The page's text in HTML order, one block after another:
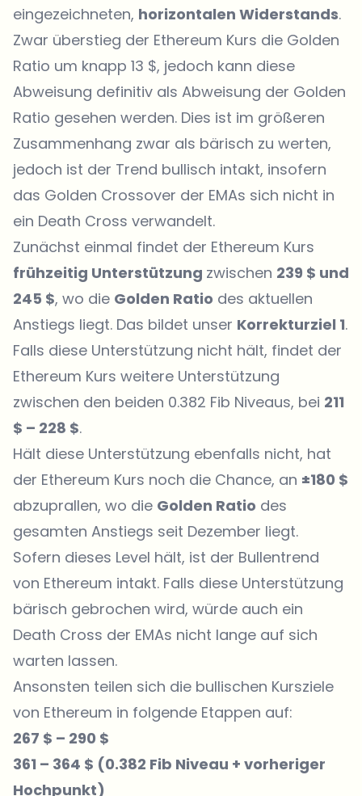
eingezeichneten, horizontalen Widerstands.
Zwar überstieg der Ethereum Kurs die Golden
Ratio um knapp 13 $, jedoch kann diese
Abweisung definitiv als Abweisung der Golden
Ratio gesehen werden. Dies ist im größeren
Zusammenhang zwar als bärisch zu werten,
jedoch ist der Trend bullisch intakt, insofern
das Golden Crossover der EMAs sich nicht in
ein Death Cross verwandelt.
Zunächst einmal findet der Ethereum Kurs
frühzeitig Unterstützung zwischen 239 $ und
245 $, wo die Golden Ratio des aktuellen
Anstiegs liegt. Das bildet unser Korrekturziel 1.
Falls diese Unterstützung nicht hält, findet der
Ethereum Kurs weitere Unterstützung
zwischen den beiden 0.382 Fib Niveaus, bei 211
$ – 228 $.
Hält diese Unterstützung ebenfalls nicht, hat
der Ethereum Kurs noch die Chance, an ±180 $
abzuprallen, wo die Golden Ratio des
gesamten Anstiegs seit Dezember liegt.
Sofern dieses Level hält, ist der Bullentrend
von Ethereum intakt. Falls diese Unterstützung
bärisch gebrochen wird, würde auch ein
Death Cross der EMAs nicht lange auf sich
warten lassen.
Ansonsten teilen sich die bullischen Kursziele
von Ethereum in folgende Etappen auf:
267 $ – 290 $
361 – 364 $ (0.382 Fib Niveau + vorheriger
Hochpunkt)